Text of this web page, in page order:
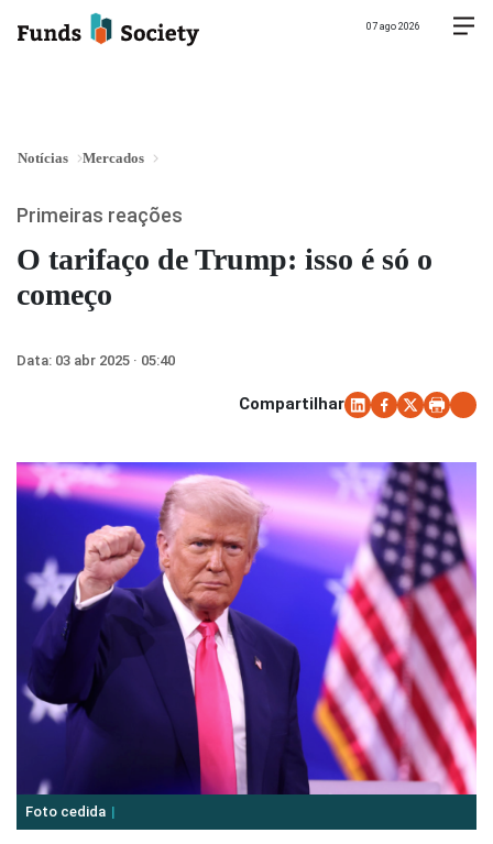
07 ago 2026
Notícias Mercados
O tarifaço de Trump: isso é só o
começo
Primeiras reações
Data: 03 abr 2025 · 05:40
Compartilhar
Foto cedida